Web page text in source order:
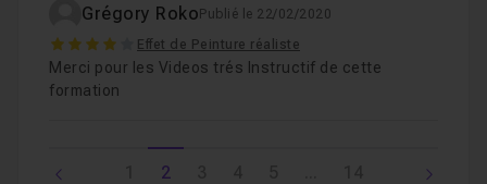
Grégory Roko Publié le 22/02/2020
4 Effet de Peinture réaliste
Merci pour les Videos trés Instructif de cette
formation
2